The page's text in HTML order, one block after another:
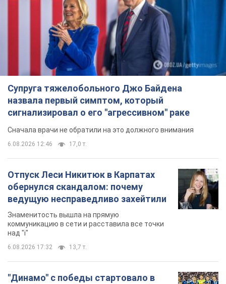
Супруга тяжелобольного Джо Байдена
назвала первый симптом, который
сигнализировал о его "агрессивном" раке
Сначала врачи не обратили на это должного внимания
6.08.2026 12:46 17,0 т.
Отпуск Леси Никитюк в Карпатах
обернулся скандалом: почему
ведущую несправедливо захейтили
Знаменитость вышла на прямую
коммуникацию в сети и расставила все точки
над "i"
6.08.2026 17:32 13,7 т.
"Динамо" с победы стартовало в